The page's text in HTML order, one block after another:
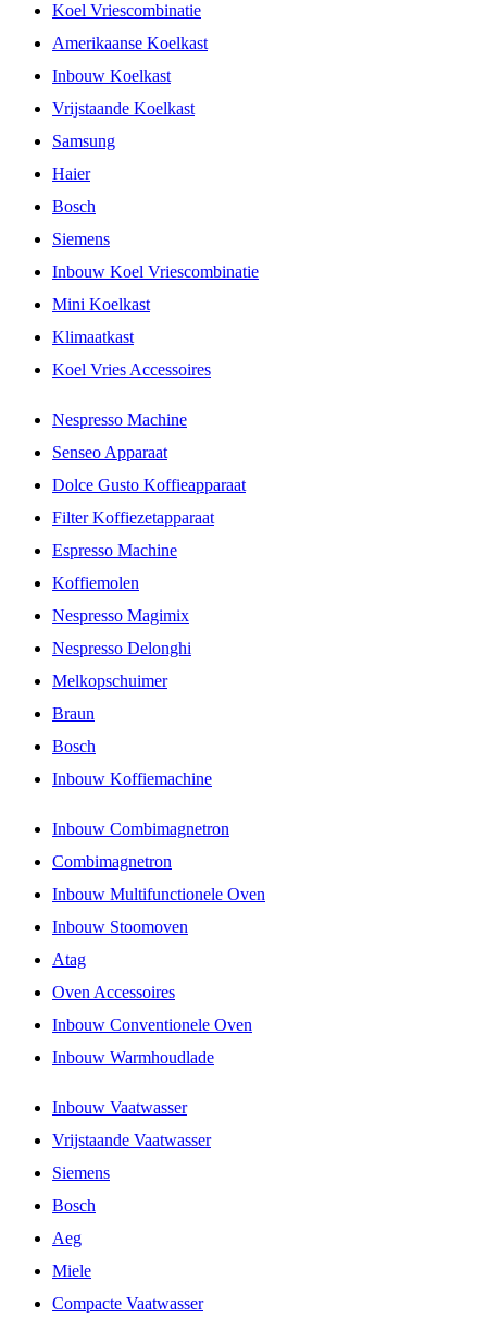
Koel Vriescombinatie
Amerikaanse Koelkast
Inbouw Koelkast
Vrijstaande Koelkast
Samsung
Haier
Bosch
Siemens
Inbouw Koel Vriescombinatie
Mini Koelkast
Klimaatkast
Koel Vries Accessoires
Nespresso Machine
Senseo Apparaat
Dolce Gusto Koffieapparaat
Filter Koffiezetapparaat
Espresso Machine
Koffiemolen
Nespresso Magimix
Nespresso Delonghi
Melkopschuimer
Braun
Bosch
Inbouw Koffiemachine
Inbouw Combimagnetron
Combimagnetron
Inbouw Multifunctionele Oven
Inbouw Stoomoven
Atag
Oven Accessoires
Inbouw Conventionele Oven
Inbouw Warmhoudlade
Inbouw Vaatwasser
Vrijstaande Vaatwasser
Siemens
Bosch
Aeg
Miele
Compacte Vaatwasser